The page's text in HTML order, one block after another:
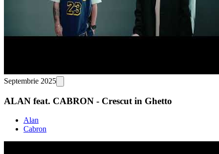
Septembrie 2025
ALAN feat. CABRON - Crescut in Ghetto
Alan
Cabron